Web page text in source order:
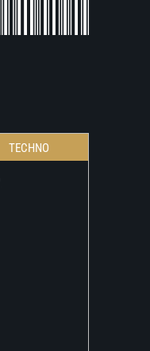
TECHNO